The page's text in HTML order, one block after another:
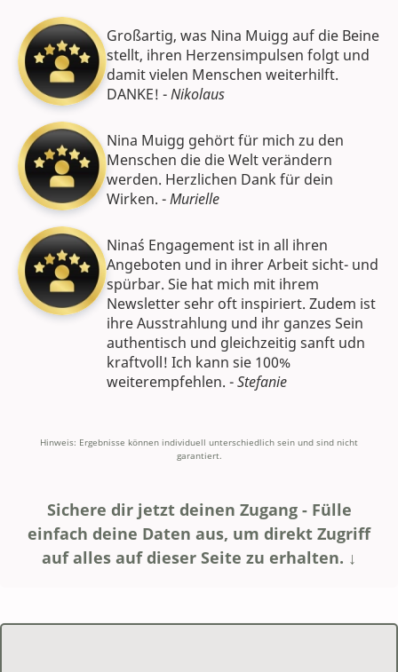
Großartig, was Nina Muigg auf die Beine
stellt, ihren Herzensimpulsen folgt und
damit vielen Menschen weiterhilft.
DANKE! -Nikolaus
Nina Muigg gehört für mich zu den
Menschen die die Welt verändern
werden. Herzlichen Dank für dein
Wirken. -Murielle
Nina´s Engagement ist in all ihren
Angeboten und in ihrer Arbeit sicht- und
spürbar. Sie hat mich mit ihrem
Newsletter sehr oft inspiriert. Zudem ist
ihre Ausstrahlung und ihr ganzes Sein
authentisch und gleichzeitig sanft udn
kraftvoll! Ich kann sie 100%
weiterempfehlen. -Stefanie
Hinweis: Ergebnisse können individuell unterschiedlich sein und sind nicht
garantiert.
Sichere dir jetzt deinen Zugang - Fülle
einfach deine Daten aus, um direkt Zugriff
auf alles auf dieser Seite zu erhalten. ↓